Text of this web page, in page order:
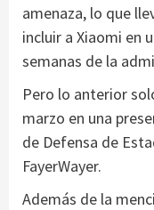
amenaza, lo que
incluir a Xiaomi en
semanas de la
Pero lo anterior
marzo en una
de Defensa de
FayerWayer.
Además de la